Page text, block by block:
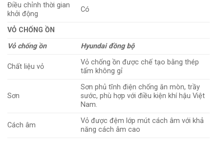
Điều chỉnh thời gian
khởi động
Có
VỎ CHỐNG ỒN
Vỏ chống ồn
Hyundai đồng bộ
Chất liệu vỏ
Vỏ chống ồn được chế tạo bằng thép
tấm không gỉ
Sơn
Sơn phủ tĩnh điện chống ăn mòn, trầy
sước, phù hợp với điều kiện khí hậu Việt
Nam.
Cách âm
Vỏ được đệm lớp mút cách âm với khả
năng cách âm cao